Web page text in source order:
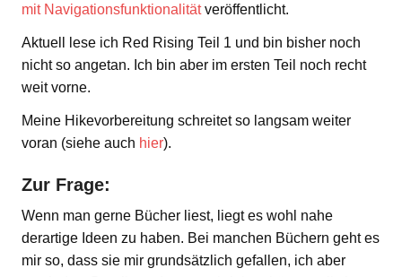
mit Navigationsfunktionalitätveröffentlicht.
Aktuell lese ich Red Rising Teil 1 und bin bisher noch
nicht so angetan. Ich bin aber im ersten Teil noch recht
weit vorne.
Meine Hikevorbereitung schreitet so langsam weiter
voran (siehe auch hier).
Zur Frage:
Wenn man gerne Bücher liest, liegt es wohl nahe
derartige Ideen zu haben. Bei manchen Büchern geht es
mir so, dass sie mir grundsätzlich gefallen, ich aber